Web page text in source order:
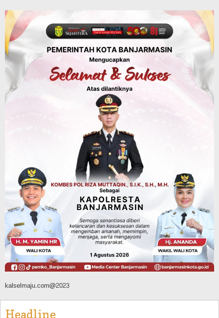
Pemerintah Janji Tingkatkan Fasilitas
Keselamatan Jalan Alternatif
Banjarbaru–Batulicin
Agustus 6, 2026
Dinas Kehutanan Kalsel
Tahura Sultan Adam Sempat Alami
Kebakaran Lahan, Api Berhasil
Dipadamkan, Kadishut Kalsel
Memimpin Langsung Aksi di Lapangan
Advertorial Pemkab Balangan
Silaturahmi ke DPRD Balangan, Kapolres
AKBP Arif Mansyur Perkuat Koordinasi
Keamanan Daerah
Agustus 6, 2026
kalselmaju.com@2023
Headline